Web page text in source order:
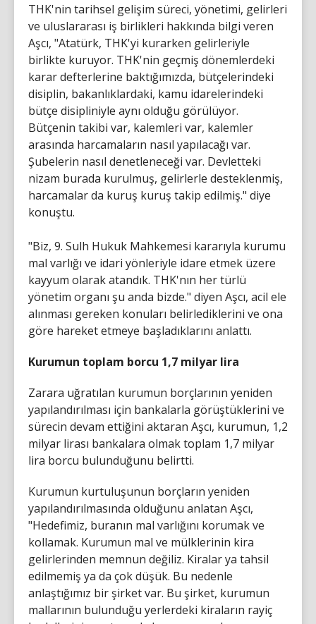
THK'nin tarihsel gelişim süreci, yönetimi, gelirleri
ve uluslararası iş birlikleri hakkında bilgi veren
Aşcı, "Atatürk, THK'yi kurarken gelirleriyle
birlikte kuruyor. THK'nin geçmiş dönemlerdeki
karar defterlerine baktığımızda, bütçelerindeki
disiplin, bakanlıklardaki, kamu idarelerindeki
bütçe disipliniyle aynı olduğu görülüyor.
Bütçenin takibi var, kalemleri var, kalemler
arasında harcamaların nasıl yapılacağı var.
Şubelerin nasıl denetleneceği var. Devletteki
nizam burada kurulmuş, gelirlerle desteklenmiş,
harcamalar da kuruş kuruş takip edilmiş." diye
konuştu.
"Biz, 9. Sulh Hukuk Mahkemesi kararıyla kurumu
mal varlığı ve idari yönleriyle idare etmek üzere
kayyum olarak atandık. THK'nın her türlü
yönetim organı şu anda bizde." diyen Aşcı, acil ele
alınması gereken konuları belirlediklerini ve ona
göre hareket etmeye başladıklarını anlattı.
Kurumun toplam borcu 1,7 milyar lira
Zarara uğratılan kurumun borçlarının yeniden
yapılandırılması için bankalarla görüştüklerini ve
sürecin devam ettiğini aktaran Aşcı, kurumun, 1,2
milyar lirası bankalara olmak toplam 1,7 milyar
lira borcu bulunduğunu belirtti.
Kurumun kurtuluşunun borçların yeniden
yapılandırılmasında olduğunu anlatan Aşcı,
"Hedefimiz, buranın mal varlığını korumak ve
kollamak. Kurumun mal ve mülklerinin kira
gelirlerinden memnun değiliz. Kiralar ya tahsil
edilmemiş ya da çok düşük. Bu nedenle
anlaştığımız bir şirket var. Bu şirket, kurumun
mallarının bulunduğu yerlerdeki kiraların rayiç